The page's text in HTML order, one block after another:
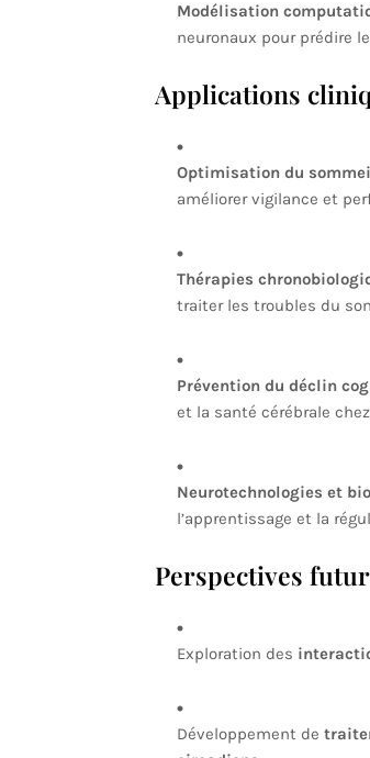
Modélisation
neuronaux pour prédire
Applications
Optimisation du
améliorer vigilance et
Thérapies
traiter les troubles du
Prévention du déclin
et la santé cérébrale
Neurotechnologies et
l’apprentissage et la
Perspectives
Exploration des
Développement de